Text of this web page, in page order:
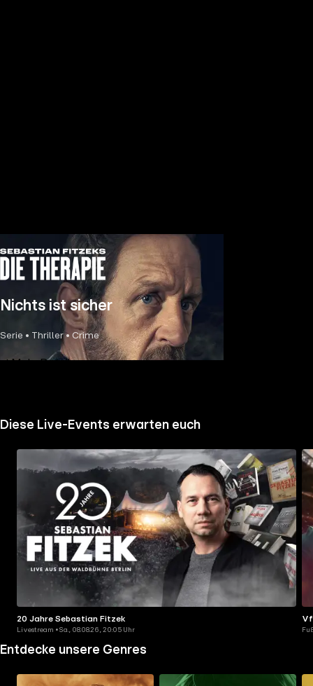
Nichts ist sicher
Serie • Thriller • Crime
Mehr Details
Diese Live-Events erwarten euch
20 Jahre Sebastian Fitzek
Livestream • Sa., 08.08.26, 20:05 Uhr
Entdecke unsere Genres